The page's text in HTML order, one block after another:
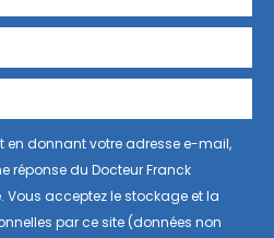
en donnant votre adresse e-mail,
réponse du Docteur Franck
acceptez le stockage et la
par ce site (données non